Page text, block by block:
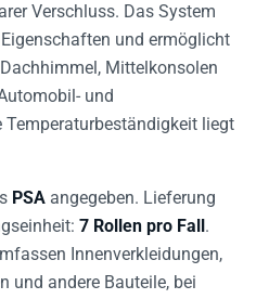
Verschluss. Das System
und ermöglicht
Mittelkonsolen
und
liegt
PSA angegeben. Lieferung
7 Rollen pro Fall.
Innenverkleidungen,
und andere Bauteile, bei